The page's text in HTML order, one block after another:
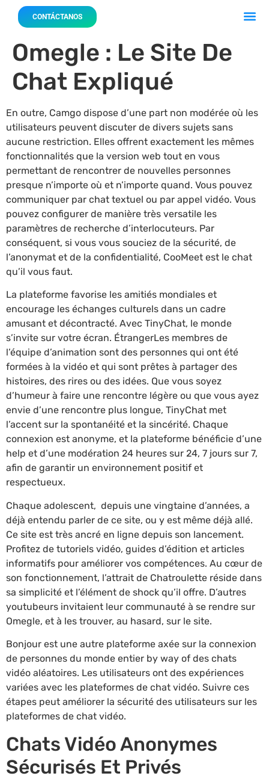
CONTÁCTANOS
Omegle : Le Site De
Chat Expliqué
En outre, Camgo dispose d’une part non modérée où les
utilisateurs peuvent discuter de divers sujets sans
aucune restriction. Elles offrent exactement les mêmes
fonctionnalités que la version web tout en vous
permettant de rencontrer de nouvelles personnes
presque n’importe où et n’importe quand. Vous pouvez
communiquer par chat textuel ou par appel vidéo. Vous
pouvez configurer de manière très versatile les
paramètres de recherche d’interlocuteurs. Par
conséquent, si vous vous souciez de la sécurité, de
l’anonymat et de la confidentialité, CooMeet est le chat
qu’il vous faut.
La plateforme favorise les amitiés mondiales et
encourage les échanges culturels dans un cadre
amusant et décontracté. Avec TinyChat, le monde
s’invite sur votre écran. ÉtrangerLes membres de
l’équipe d’animation sont des personnes qui ont été
formées à la vidéo et qui sont prêtes à partager des
histoires, des rires ou des idées. Que vous soyez
d’humeur à faire une rencontre légère ou que vous ayez
envie d’une rencontre plus longue, TinyChat met
l’accent sur la spontanéité et la sincérité. Chaque
connexion est anonyme, et la plateforme bénéficie d’une
help et d’une modération 24 heures sur 24, 7 jours sur 7,
afin de garantir un environnement positif et
respectueux.
Chaque adolescent, depuis une vingtaine d’années, a
déjà entendu parler de ce site, ou y est même déjà allé.
Ce site est très ancré en ligne depuis son lancement.
Profitez de tutoriels vidéo, guides d’édition et articles
informatifs pour améliorer vos compétences. Au cœur de
son fonctionnement, l’attrait de Chatroulette réside dans
sa simplicité et l’élément de shock qu’il offre. D’autres
youtubeurs invitaient leur communauté à se rendre sur
Omegle, et à les trouver, au hasard, sur le site.
Bonjour est une autre plateforme axée sur la connexion
de personnes du monde entier by way of des chats
vidéo aléatoires. Les utilisateurs ont des expériences
variées avec les plateformes de chat vidéo. Suivre ces
étapes peut améliorer la sécurité des utilisateurs sur les
plateformes de chat vidéo.
Chats Vidéo Anonymes
Sécurisés Et Privés